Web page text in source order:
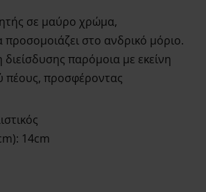
σε μαύρο χρώμα,
προσομοιάζει στο ανδρικό μόριο.
παρόμοια με εκείνη
πέους, προσφέροντας
14cm